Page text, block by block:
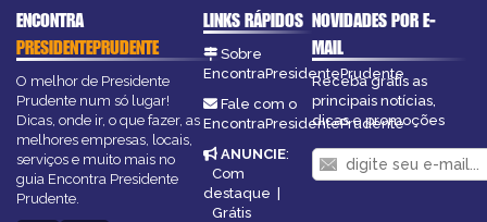
ENCONTRA
PRESIDENTEPRUDENTE
O melhor de Presidente
Prudente num só lugar!
Dicas, onde ir, o que fazer, as
melhores empresas, locais,
serviços e muito mais no
guia Encontra Presidente
Prudente.
LINKS RÁPIDOS
Sobre
EncontraPresidentePrudente
Fale com o
EncontraPresidentePrudente
ANUNCIE:
Com
destaque
Grátis
NOVIDADES POR E-
MAIL
Receba grátis as
principais notícias,
dicas e promoções